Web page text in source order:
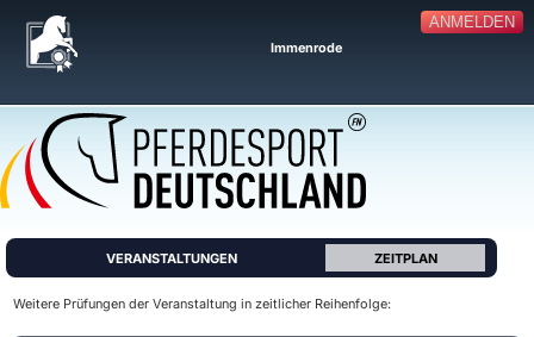
ANMELDEN
Immenrode
VERANSTALTUNGEN ZEITPLAN
Weitere Prüfungen der Veranstaltung in zeitlicher Reihenfolge: